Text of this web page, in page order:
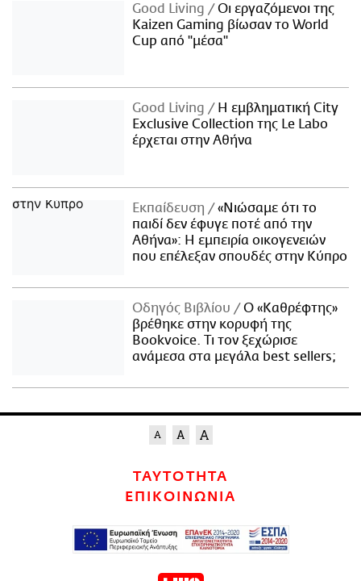
Good Living
Οι εργαζόμενοι της
Kaizen Gaming βίωσαν το World
Cup από "μέσα"
Good Living
Η εμβληματική City
Exclusive Collection της Le Labo
έρχεται στην Αθήνα
Εκπαίδευση
«Νιώσαμε ότι το
παιδί δεν έφυγε ποτέ από την
Αθήνα»: Η εμπειρία οικογενειών
που επέλεξαν σπουδές στην Κύπρο
Οδηγός Βιβλίου
Ο «Καθρέφτης»
βρέθηκε στην κορυφή της
Bookvoice. Τι τον ξεχώρισε
ανάμεσα στα μεγάλα best sellers;
ΤΑΥΤΟΤΗΤΑ
ΕΠΙΚΟΙΝΩΝΙΑ